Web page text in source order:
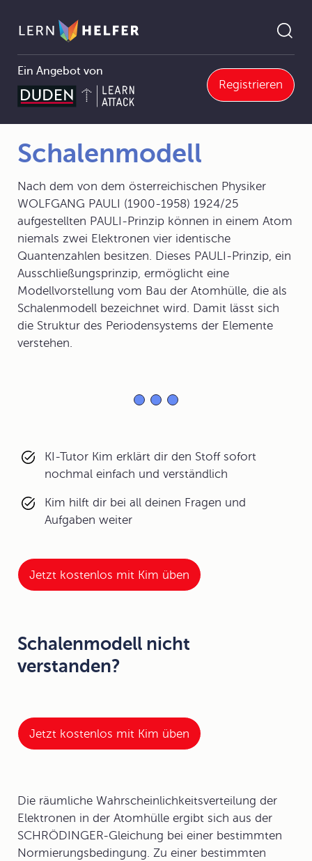
Ein Angebot von
Registrieren
Pfadnavigation
7 Atom- und Kernphysik 7.1 Physik der Atomhülle Schalenmodell
Schalenmodell
Nach dem von dem österreichischen Physiker
WOLFGANG PAULI (1900-1958) 1924/25
aufgestellten PAULI-Prinzip können in einem Atom
niemals zwei Elektronen vier identische
Quantenzahlen besitzen. Dieses PAULI-Prinzip, ein
Ausschließungsprinzip, ermöglicht eine
Modellvorstellung vom Bau der Atomhülle, die als
Schalenmodell bezeichnet wird. Damit lässt sich
die Struktur des Periodensystems der Elemente
verstehen.
KI-Tutor Kim erklärt dir den Stoff sofort
nochmal einfach und verständlich
Kim hilft dir bei all deinen Fragen und
Aufgaben weiter
Jetzt kostenlos mit Kim üben
Schalenmodell nicht
verstanden?
Jetzt kostenlos mit Kim üben
Die räumliche Wahrscheinlichkeitsverteilung der
Elektronen in der Atomhülle ergibt sich aus der
SCHRÖDINGER-Gleichung bei einer bestimmten
Normierungsbedingung. Zu einer bestimmten